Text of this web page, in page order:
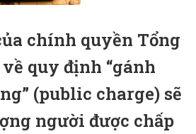
chính quyền Tổng
quy định “gánh
(public charge) sẽ
người được chấp